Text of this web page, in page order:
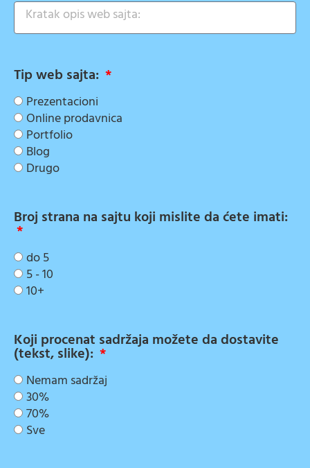
Tip web sajta:
Prezentacioni
Online prodavnica
Portfolio
Blog
Drugo
Broj strana na sajtu koji mislite da ćete imati:
do 5
5 - 10
10+
Koji procenat sadržaja možete da dostavite
(tekst, slike):
Nemam sadržaj
30%
70%
Sve